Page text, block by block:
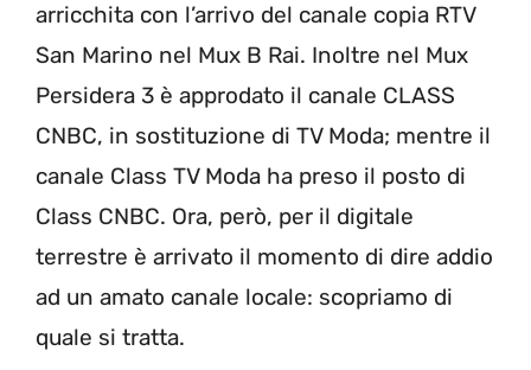
arricchita con l’arrivo del canale copia RTV
San Marino nel Mux B Rai. Inoltre nel Mux
Persidera 3 è approdato il canale CLASS
CNBC, in sostituzione di TV Moda; mentre il
canale Class TV Moda ha preso il posto di
Class CNBC. Ora, però, per il digitale
terrestre è arrivato il momento di dire addio
ad un amato canale locale: scopriamo di
quale si tratta.